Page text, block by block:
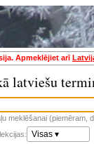
Apmeklējiet arī
latviešu
meklēšanai (piemēram,
Visas ▾